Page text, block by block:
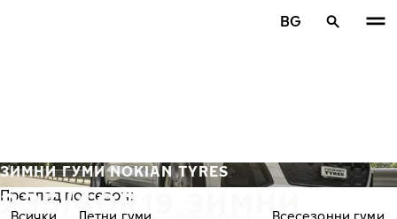
BG
235/40R19 ЗИМНИ
ЗИМНИ ГУМИ NOKIAN TYRES
Преглед по сезон:
Всички Летни гуми Всесезонни гуми